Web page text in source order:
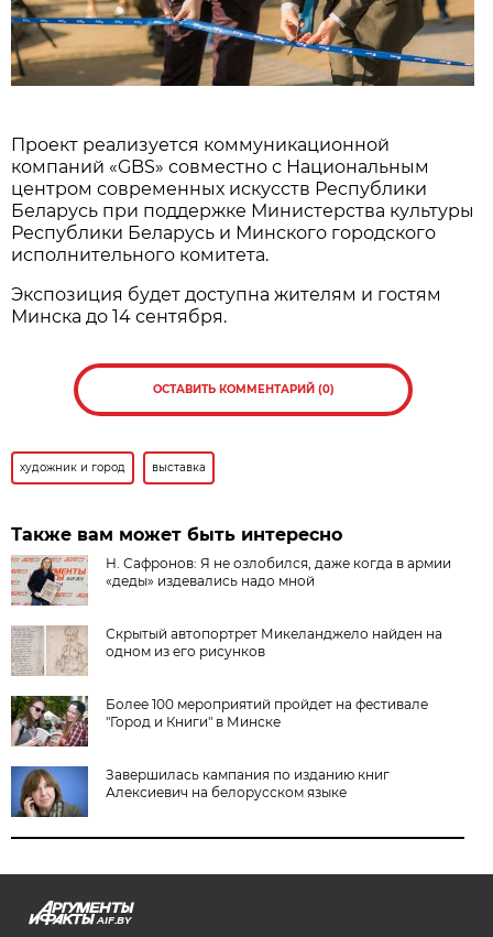
Проект реализуется коммуникационной
компаний «GBS» совместно с Национальным
центром современных искусств Республики
Беларусь при поддержке Министерства культуры
Республики Беларусь и Минского городского
исполнительного комитета.
Экспозиция будет доступна жителям и гостям
Минска до 14 сентября.
ОСТАВИТЬ КОММЕНТАРИЙ (0)
художник и город выставка
Также вам может быть интересно
Н. Сафронов: Я не озлобился, даже когда в армии
«деды» издевались надо мной
Скрытый автопортрет Микеланджело найден на
одном из его рисунков
Более 100 мероприятий пройдет на фестивале
"Город и Книги" в Минске
Завершилась кампания по изданию книг
Алексиевич на белорусском языке
AIF.BY